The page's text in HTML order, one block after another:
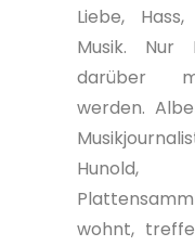
Liebe,
Musik. Nur
darüber
werden.
Hunold,
wohnt,